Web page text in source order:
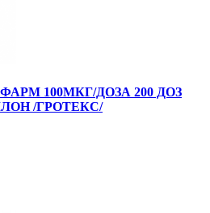
100МКГ/ДОЗА 200 ДОЗ
/ГРОТЕКС/